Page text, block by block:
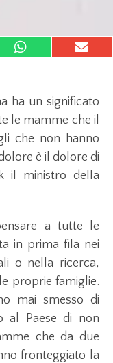
ha un significato
le mamme che il
che non hanno
è il dolore di
il ministro della
a tutte le
in prima fila nei
o nella ricerca,
proprie famiglie.
mai smesso di
al Paese di non
che da due
fronteggiato la